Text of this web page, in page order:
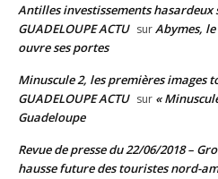
Antilles investissements
GUADELOUPE ACTU surAbymes,
ouvre ses portes
Minuscule 2, les premières images
GUADELOUPE ACTU sur «
Guadeloupe
Revue de presse du 22/06/2018 –
hausse future des touristes nord-